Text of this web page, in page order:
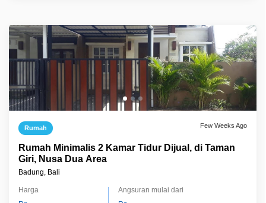
Rumah Few Weeks Ago
Rumah Minimalis 2 Kamar Tidur Dijual, di Taman
Giri, Nusa Dua Area
Badung, Bali
Harga
Angsuran mulai dari